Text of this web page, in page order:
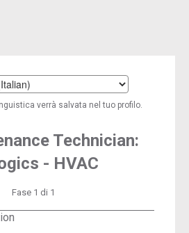
verrà salvata nel tuo profilo.
Technician:
- HVAC
Fase 1 di 1